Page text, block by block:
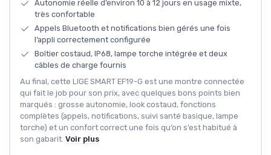
Autonomie réelle d’environ 10 à 12 jours en usage mixte,
très confortable
Appels Bluetooth et notifications bien gérés une fois
l’appli correctement configurée
Boîtier costaud, IP68, lampe torche intégrée et deux
câbles de charge fournis
Au final, cette LIGE SMART EF19-G est une montre connectée
qui fait le job pour son prix, avec quelques bons points bien
marqués : grosse autonomie, look costaud, fonctions
complètes (appels, notifications, suivi santé basique, lampe
torche) et un confort correct une fois qu’on s’est habitué à
son gabarit. Voir plus